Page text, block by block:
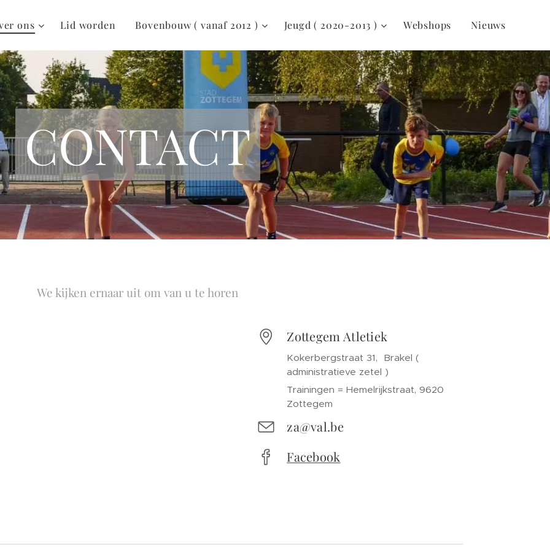
ons Lid worden Bovenbouw ( vanaf 2012 ) Jeugd ( 2020-2013 ) Webshops Nieuws
CONTACT
We kijken ernaar uit om van u te horen
Zottegem Atletiek
Kokerbergstraat 31, Brakel (
administratieve zetel )
Trainingen = Hemelrijkstraat, 9620
Zottegem
za@val.be
Facebook